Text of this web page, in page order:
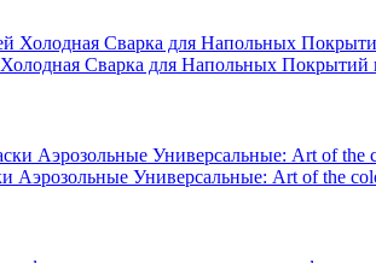
Холодная Сварка для Напольных
Аэрозольные Универсальные: Art of the